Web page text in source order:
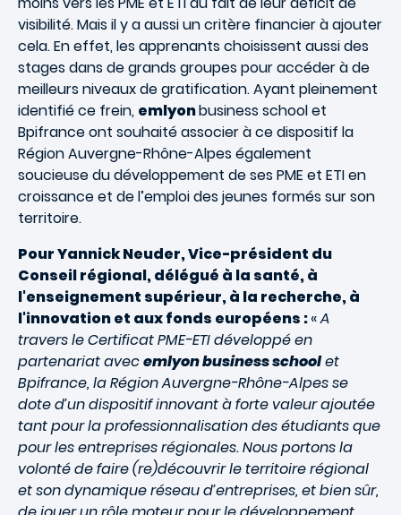
visibilité. Mais il y a aussi un critère financier à ajouter
cela. En effet, les apprenants choisissent aussi des
stages dans de grands groupes pour accéder à de
meilleurs niveaux de gratification. Ayant pleinement
identifié ce frein, emlyonbusiness school et
Bpifrance ont souhaité associer à ce dispositif la
Région Auvergne-Rhône-Alpes également
soucieuse du développement de ses PME et ETI en
croissance et de l’emploi des jeunes formés sur son
territoire.
Pour Yannick Neuder, Vice-président du
Conseil régional, délégué à la santé, à
l'enseignement supérieur, à la recherche, à
l'innovation et aux fonds européens :«A
travers le Certificat PME-ETI développé en
partenariat avecemlyon business schoolet
Bpifrance, la Région Auvergne-Rhône-Alpes se
dote d’un dispositif innovant à forte valeur ajoutée
tant pour la professionnalisation des étudiants que
pour les entreprises régionales. Nous portons la
volonté de faire (re)découvrir le territoire régional
et son dynamique réseau d’entreprises, et bien sûr,